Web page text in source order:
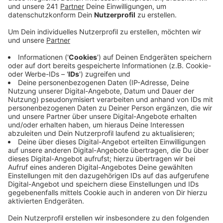
Veröffentlicht:Samstag, 22.06.2019 08:38
Anzeige
Seit Anfang Juni läuft die Aktion im Rheinisch-
Bergischen. Ziel ist, möglichst viele Menschen zum
Umsteigen aufs Fahrrad zu motivieren um so Co2
einzusparen. Die meisten Kilometer sind bisher in
Bergisch Gladbach zusammengekommen. Aber auch in
den anderen Kommunen sind es einige Kilometer: In
Burscheid zum Beispiel mehr als 26.000: Dadurch sind
bereits 4 Tonnen Co2 eingespart worden.
Mit dem bisherigen Ergebnis spielen die Burscheider
auch im Ranking für die meisten Kilometer pro
Einwohner ganz oben mit. Neben Einzelpersonen